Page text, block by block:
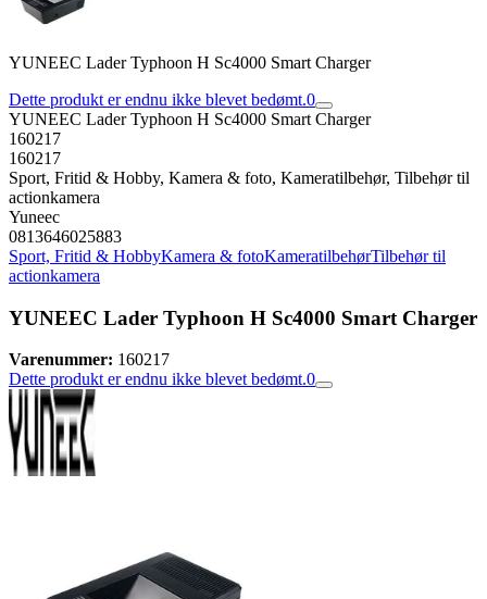
YUNEEC Lader Typhoon H Sc4000 Smart Charger
Dette produkt er endnu ikke blevet bedømt.0
YUNEEC Lader Typhoon H Sc4000 Smart Charger
160217
160217
Sport, Fritid & Hobby, Kamera & foto, Kameratilbehør, Tilbehør til
actionkamera
Yuneec
0813646025883
Sport, Fritid & HobbyKamera & fotoKameratilbehørTilbehør til
actionkamera
YUNEEC Lader Typhoon H Sc4000 Smart Charger
Varenummer: 160217
Dette produkt er endnu ikke blevet bedømt.0